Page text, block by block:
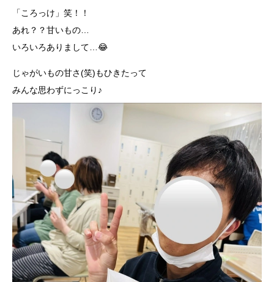
「ころっけ」笑！！
あれ？？甘いもの…
いろいろありまして…😂
じゃがいもの甘さ(笑)もひきたって
みんな思わずにっこり♪